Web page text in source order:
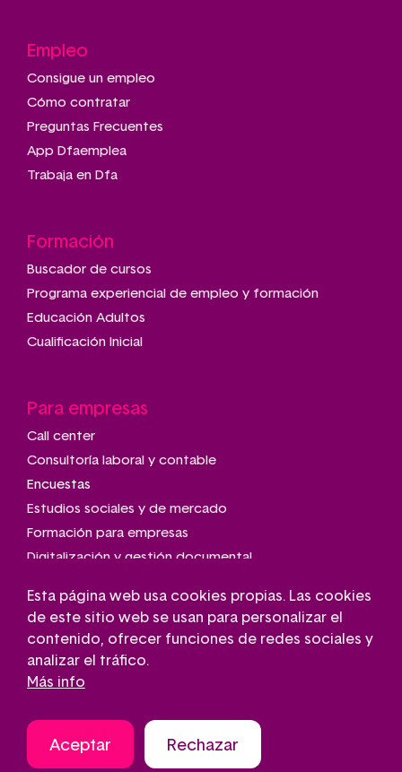
Empleo
Consigue un empleo
Cómo contratar
Preguntas Frecuentes
App Dfaemplea
Trabaja en Dfa
Formación
Buscador de cursos
Programa experiencial de empleo y formación
Educación Adultos
Cualificación Inicial
Para empresas
Call center
Consultoría laboral y contable
Encuestas
Estudios sociales y de mercado
Formación para empresas
Digitalización y gestión documental
Transporte adaptado
Gestión de parkings
Conserjería
Pie
Aviso legal Contacto
Política de cookies
Esta página web usa cookies propias. Las cookies
de este sitio web se usan para personalizar el
contenido, ofrecer funciones de redes sociales y
analizar el tráfico.
Más info
Aceptar Rechazar